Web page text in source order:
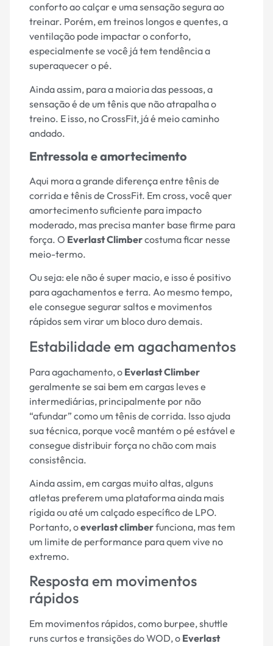
conforto ao calçar e uma sensação segura ao
treinar. Porém, em treinos longos e quentes, a
ventilação pode impactar o conforto,
especialmente se você já tem tendência a
superaquecer o pé.
Ainda assim, para a maioria das pessoas, a
sensação é de um tênis que não atrapalha o
treino. E isso, no CrossFit, já é meio caminho
andado.
Entressola e amortecimento
Aqui mora a grande diferença entre tênis de
corrida e tênis de CrossFit. Em cross, você quer
amortecimento suficiente para impacto
moderado, mas precisa manter base firme para
força. O Everlast Climbercostuma ficar nesse
meio-termo.
Ou seja: ele não é super macio, e isso é positivo
para agachamentos e terra. Ao mesmo tempo,
ele consegue segurar saltos e movimentos
rápidos sem virar um bloco duro demais.
Estabilidade em agachamentos
Para agachamento, o Everlast Climber
geralmente se sai bem em cargas leves e
intermediárias, principalmente por não
“afundar” como um tênis de corrida. Isso ajuda
sua técnica, porque você mantém o pé estável e
consegue distribuir força no chão com mais
consistência.
Ainda assim, em cargas muito altas, alguns
atletas preferem uma plataforma ainda mais
rígida ou até um calçado específico de LPO.
Portanto, oeverlast climberfunciona, mas tem
um limite de performance para quem vive no
extremo.
Resposta em movimentos
rápidos
Em movimentos rápidos, como burpee, shuttle
runs curtos e transições do WOD, o Everlast